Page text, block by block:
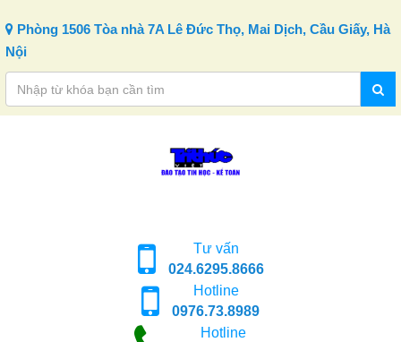
Phòng 1506 Tòa nhà 7A Lê Đức Thọ, Mai Dịch, Cầu Giấy, Hà
Nội
Tư vấn
024.6295.8666
Hotline
0976.73.8989
Hotline